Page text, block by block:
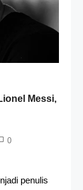
Messi,
0
penulis